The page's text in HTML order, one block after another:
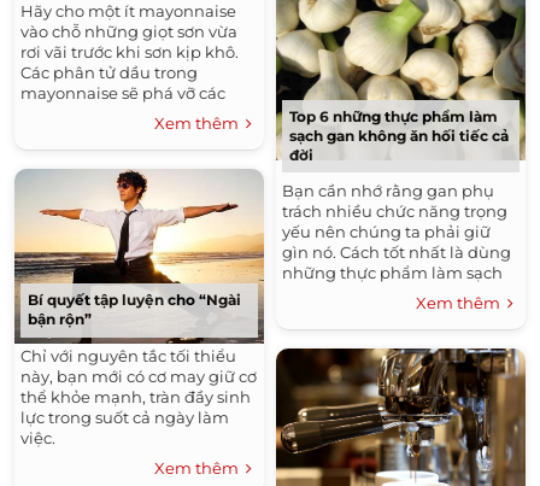
Hãy cho một ít mayonnaise
vào chỗ những giọt sơn vừa
rơi vãi trước khi sơn kịp khô.
Các phân tử dầu trong
mayonnaise sẽ phá vỡ các
phân tử dầu trong sơn (do
dầu thu hút dầu) khiến
những giọt sơn trở nên dễ lau
chùi hơn.
Xem thêm
Bí quyết tập luyện cho “Ngài
bận rộn”
Chỉ với nguyên tắc tối thiểu
này, bạn mới có cơ may giữ cơ
thể khỏe mạnh, tràn đầy sinh
lực trong suốt cả ngày làm
việc.
Xem thêm
Top 6 những thực phẩm làm
sạch gan không ăn hối tiếc cả
đời
Bạn cần nhớ rằng gan phụ
trách nhiều chức năng trọng
yếu nên chúng ta phải giữ
gìn nó. Cách tốt nhất là dùng
những thực phẩm làm sạch
gan hàng đầu dưới đây để
bảo vệ sức khỏe cho chính
mình.
Xem thêm